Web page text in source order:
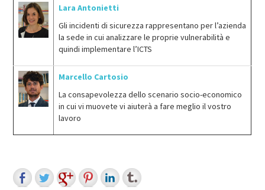
Lara Antonietti
Gli incidenti di sicurezza rappresentano per l’azienda
la sede in cui analizzare le proprie vulnerabilità e
quindi implementare l’ICTS
Marcello Cartosio
La consapevolezza dello scenario socio-economico
in cui vi muovete vi aiuterà a fare meglio il vostro
lavoro